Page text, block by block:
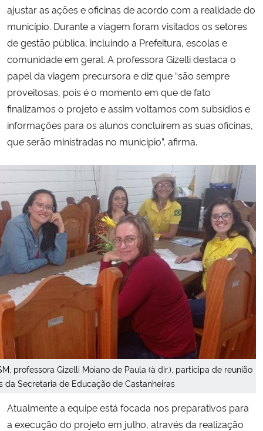
Ministério da Mulher, da Família e dos Direitos Humanos
Secretaria-Geral
Gabinete de Segurança Institucional
Advocacia-Geral da União
Planalto
ajustar as ações e oficinas de acordo com a realidade do
município. Durante a viagem foram visitados os setores
de gestão pública, incluindo a Prefeitura, escolas e
comunidade em geral. A professora Gizelli destaca o
papel da viagem precursora e diz que “são sempre
proveitosas, pois é o momento em que de fato
finalizamos o projeto e assim voltamos com subsídios e
informações para os alunos concluírem as suas oficinas,
que serão ministradas no município”, afirma.
professora Gizelli Moiano de Paula (à dir.), participa de reunião
da Secretaria de Educação de Castanheiras
Atualmente a equipe está focada nos preparativos para
a execução do projeto em julho, através da realização